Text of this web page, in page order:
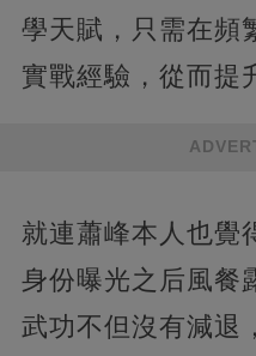
學天賦，只需在頻
實戰經驗，從而提
就連蕭峰本人也覺
身份曝光之后風餐
武功不但沒有減退